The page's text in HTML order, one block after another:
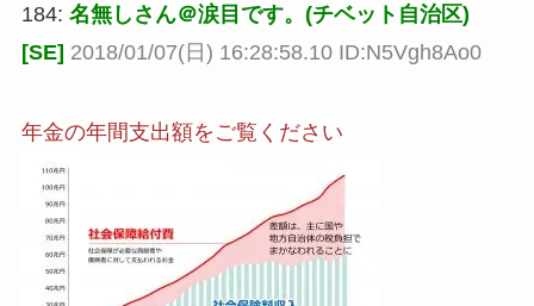
184: 名無しさん＠涙目です。(チベット自治区)
[SE] 2018/01/07(日) 16:28:58.10 ID:N5Vgh8Ao0
年金の年間支出額をご覧ください